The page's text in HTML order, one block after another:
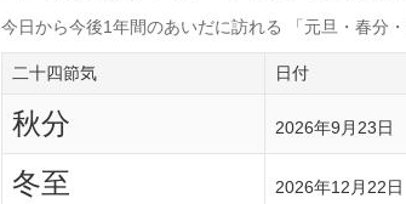
今日から今後1年間のあいだに訪れる 「元旦・春分
二十四節気 日付
秋分 2026年9月23日
冬至
2026年12月22日